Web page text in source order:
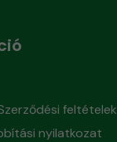
feltételek
nyilatkozat